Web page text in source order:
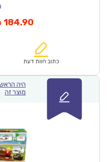
₪264.00.
184.90המחיר
הוא:
כתוב חוות דעת
היה
מוצר זה